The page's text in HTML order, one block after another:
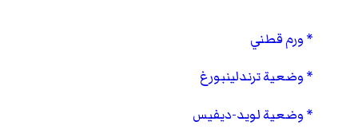
ورم قطني
وضعية ترندلينبورغ
وضعية لويد-ديفيس